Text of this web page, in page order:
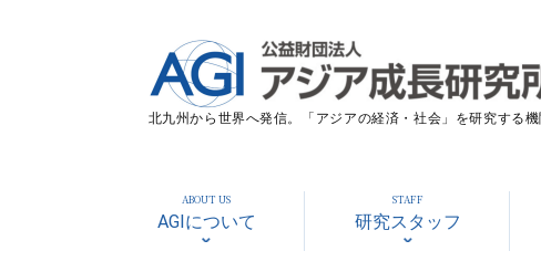
北九州から世界へ発信。「アジアの経済・社会」を研究する機
ABOUT US
AGIについて
STAFF
研究スタッフ